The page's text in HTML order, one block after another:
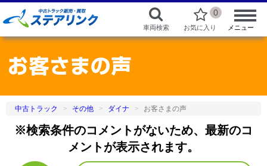
車両検索
0
お気に入り メニュー
中古トラック その他 ダイナ お客さまの声
※検索条件のコメントがないため、最新のコ
メントが表示されます。